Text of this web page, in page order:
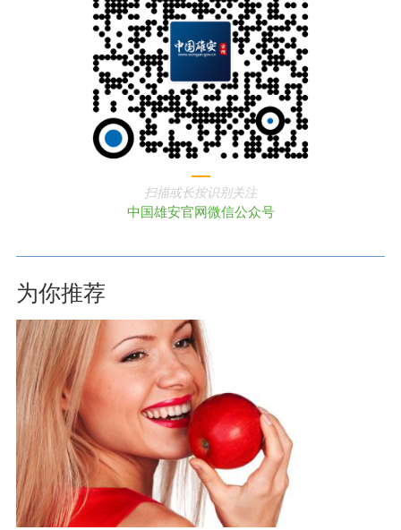
扫描或长按识别关注
中国雄安官网微信公众号
为你推荐